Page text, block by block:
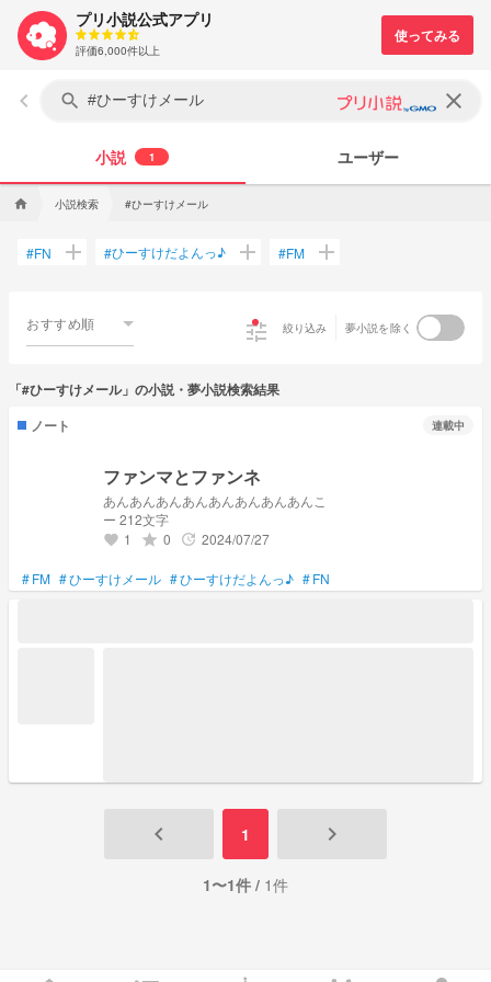
プリ小説公式アプリ
評価6,000件以上
keyboard_arrow_left search clear
小説 1 ユーザー
home 小説検索 #ひーすけメール
#FN add #ひーすけだよんっ♪ add #FM add
おすすめ順 tune 絞り込み 夢小説を除く
「#ひーすけメール」の小説・夢小説検索結果
ノート
連載中
ファンマとファンネ
あんあんあんあんあんあんあんあんこ
ー 212文字
favorite 1 grade 0 update 2024/07/27
#FM #ひーすけメール #ひーすけだよんっ♪ #FN
keyboard_arrow_left 1 keyboard_arrow_right
1〜1件 / 1件